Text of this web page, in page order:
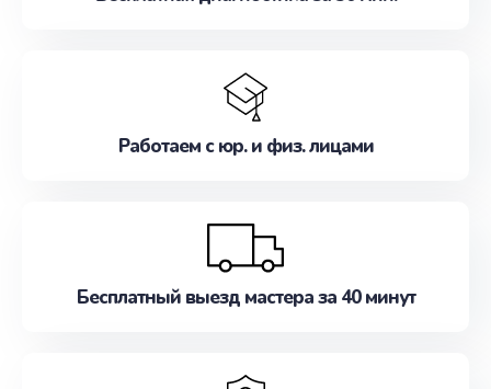
Работаем с юр. и физ. лицами
Бесплатный выезд мастера за 40 минут